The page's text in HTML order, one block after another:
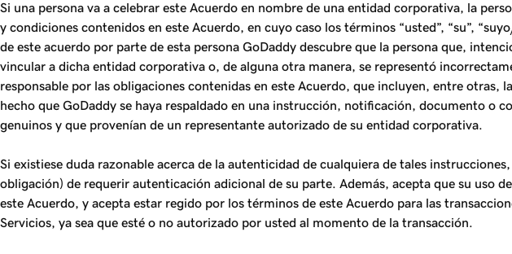
Si una persona va a celebrar este Acuerdo en nombre de una entidad corporativa, la
y condiciones contenidos en este Acuerdo, en cuyo caso los términos “usted”, “su”,
de este acuerdo por parte de esta persona GoDaddy descubre que la persona que,
vincular a dicha entidad corporativa o, de alguna otra manera, se representó
responsable por las obligaciones contenidas en este Acuerdo, que incluyen, entre
hecho que GoDaddy se haya respaldado en una instrucción, notificación, documento o
genuinos y que provenían de un representante autorizado de su entidad corporativa.
Si existiese duda razonable acerca de la autenticidad de cualquiera de tales
obligación) de requerir autenticación adicional de su parte. Además, acepta que su uso
este Acuerdo, y acepta estar regido por los términos de este Acuerdo para las
Servicios, ya sea que esté o no autorizado por usted al momento de la transacción.